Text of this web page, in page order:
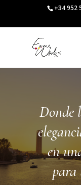
+34 952
Donde
en
para